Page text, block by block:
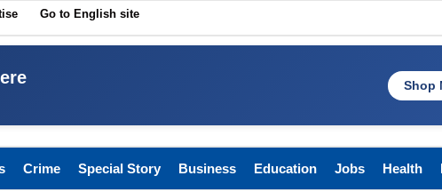
Go to English site
Shop
Crime Special Story Business Education Jobs Health